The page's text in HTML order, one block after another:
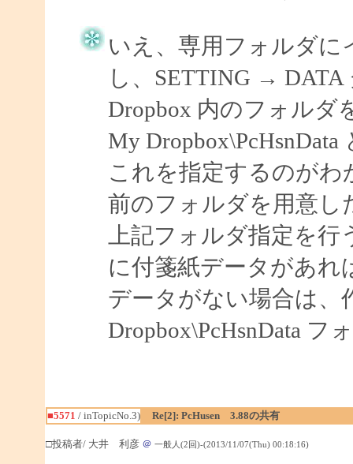
いえ、専用フォルダに
し、SETTING →
Dropbox 内のフォルダ
My
これを指定するのが
前のフォルダを用意し
上記フォルダ指定を行
に付箋紙データがあれ
データがない場合は、
Dropbox\PcHsnData フ
■5571 / inTopicNo.3) Re[2]: PcHusen 3.88の共有
□投稿者/ 大井 利彦 ＠ 一般人(2回)-(2013/11/07(Thu) 00:18:16)